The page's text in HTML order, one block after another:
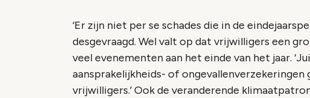
‘Er zijn niet per se schades die in de
desgevraagd. Wel valt op dat vrijwilligers een
veel evenementen aan het einde van het jaar.
aansprakelijkheids- of ongevallenverzekeringen
vrijwilligers.’ Ook de veranderende